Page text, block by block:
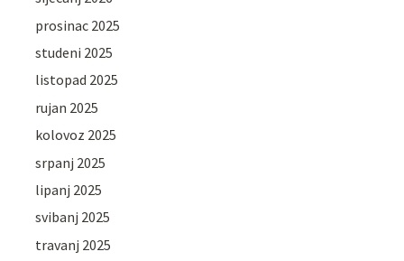
prosinac 2025
studeni 2025
listopad 2025
rujan 2025
kolovoz 2025
srpanj 2025
lipanj 2025
svibanj 2025
travanj 2025